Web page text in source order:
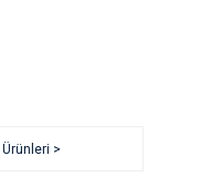
Ürünleri >